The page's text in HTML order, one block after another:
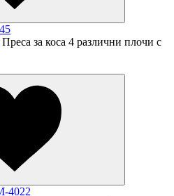
Преса за коса 4 различни плочи с